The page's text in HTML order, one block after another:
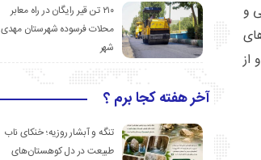
و
از
۲۱۰ تن قیر رایگان در راه معابر
محلات فرسوده شهرستان مهدی
شهر
آخر هفته کجا برم ؟
تنگه و آبشار روزیه؛ خنکای ناب
طبیعت در دل کوهستان‌های